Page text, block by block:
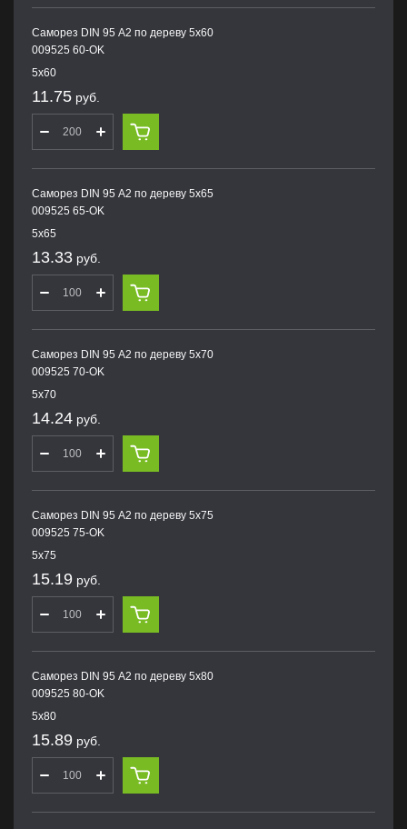
Саморез DIN 95 А2 по дереву 5х60
009525 60-OK
5х60
11.75 руб.
Саморез DIN 95 А2 по дереву 5х65
009525 65-OK
5х65
13.33 руб.
Саморез DIN 95 А2 по дереву 5х70
009525 70-OK
5х70
14.24 руб.
Саморез DIN 95 А2 по дереву 5х75
009525 75-OK
5х75
15.19 руб.
Саморез DIN 95 А2 по дереву 5х80
009525 80-OK
5х80
15.89 руб.